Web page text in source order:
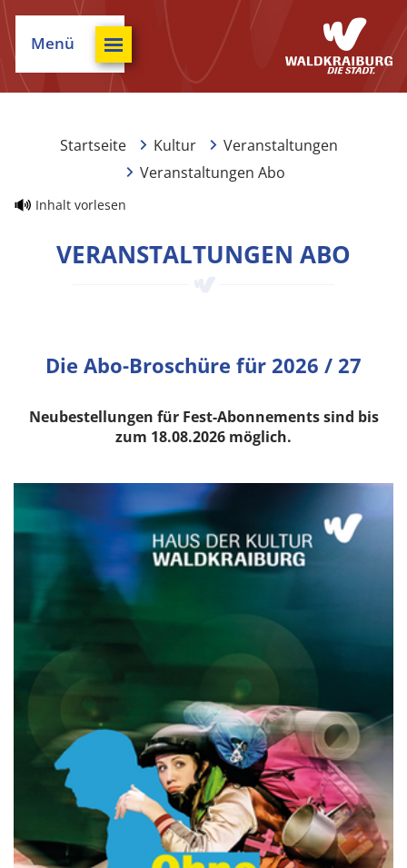
Menü
Startseite Kultur
Veranstaltungen
Veranstaltungen Abo
Inhalt vorlesen
VERANSTALTUNGEN ABO
Die Abo-Broschüre für 2026 / 27
Neubestellungen für Fest-Abonnements sind bis
zum 18.08.2026 möglich.